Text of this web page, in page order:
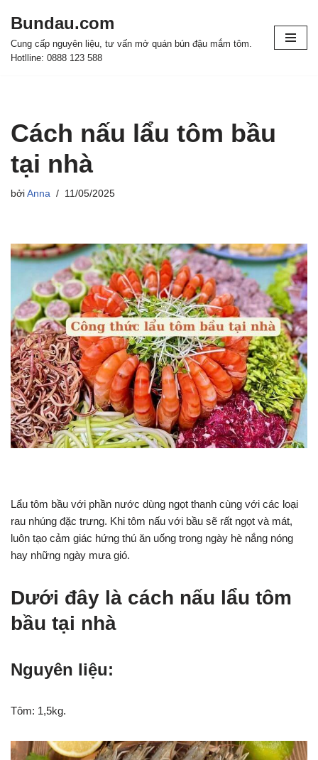
Chuyển
tới
Bundau.com
Cung cấp nguyên liệu, tư vấn mở quán bún đậu mắm tôm.
Hotlline: 0888 123 588
Cách nấu lẩu tôm bầu
tại nhà
bởi Anna 11/05/2025
Lẩu tôm bầu với phần nước dùng ngọt thanh cùng với các loại
rau nhúng đặc trưng. Khi tôm nấu với bầu sẽ rất ngọt và mát,
luôn tạo cảm giác hứng thú ăn uống trong ngày hè nắng nóng
hay những ngày mưa gió.
Dưới đây là cách nấu lẩu tôm
bầu tại nhà
Nguyên liệu:
Tôm: 1,5kg.